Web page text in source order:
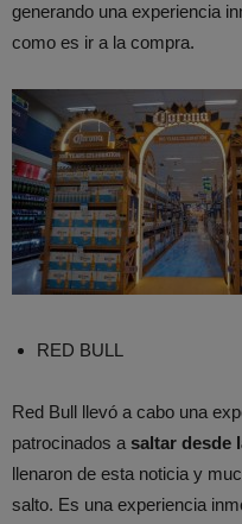
generando una experiencia
como es ir a la compra.
RED BULL
Red Bull llevó a cabo una
patrocinados a saltar desde
llenaron de esta noticia y
salto. Es una experiencia